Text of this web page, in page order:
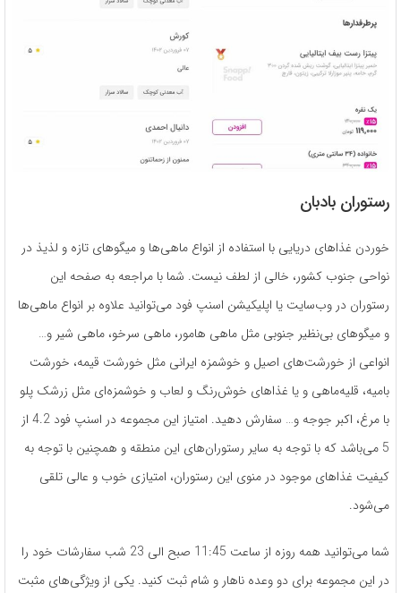
رستوران بادبان
خوردن غذاهای دریایی با استفاده از انواع ماهی‌ها و میگوهای تازه و لذیذ در
نواحی جنوب کشور، خالی از لطف نیست. شما با مراجعه به صفحه این
رستوران در وب‌سایت یا اپلیکیشن اسنپ فود می‌توانید علاوه بر انواع ماهی‌ها
و میگوهای بی‌نظیر جنوبی مثل ماهی هامور، ماهی سرخو، ماهی شیر و…
انواعی از خورشت‌های اصیل و خوشمزه ایرانی مثل خورشت قیمه، خورشت
بامیه، قلیه‌ماهی و یا غذاهای خوش‌رنگ و لعاب و خوشمزه‌ای مثل زرشک پلو
با مرغ، اکبر جوجه و… سفارش دهید. امتیاز این مجموعه در اسنپ فود 4.2 از
5 می‌باشد که با توجه به سایر رستوران‌های این منطقه و همچنین با توجه به
کیفیت غذاهای موجود در منوی این رستوران، امتیازی خوب و عالی تلقی
می‌شود.
شما می‌توانید همه روزه از ساعت 11:45 صبح الی 23 شب سفارشات خود را
در این مجموعه برای دو وعده ناهار و شام ثبت کنید. یکی از ویژگی‌های مثبت